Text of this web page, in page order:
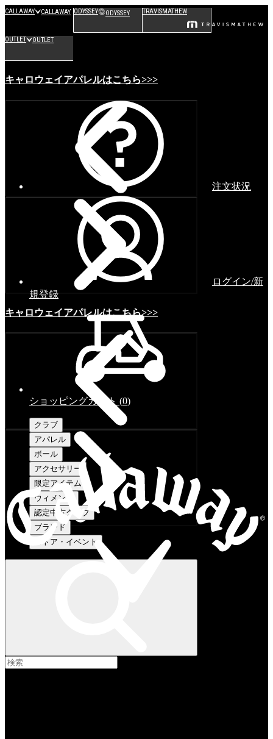
CALLAWAY CALLAWAY ODYSSEY ODYSSEY TRAVISMATHEW
OUTLET OUTLET
キャロウェイアパレルはこちら>>>
キャロウェイアパレルはこちら>>>
注文状況
ログイン/新
規登録
ショッピングカート (0)
クラブ
アパレル
ボール
アクセサリー
限定アイテム
ウィメンズ
認定中古クラブ
ブランド
ストア・イベント